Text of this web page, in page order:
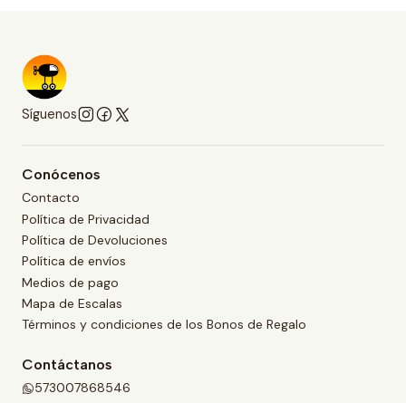
Síguenos
Conócenos
Contacto
Política de Privacidad
Política de Devoluciones
Política de envíos
Medios de pago
Mapa de Escalas
Términos y condiciones de los Bonos de Regalo
Contáctanos
573007868546